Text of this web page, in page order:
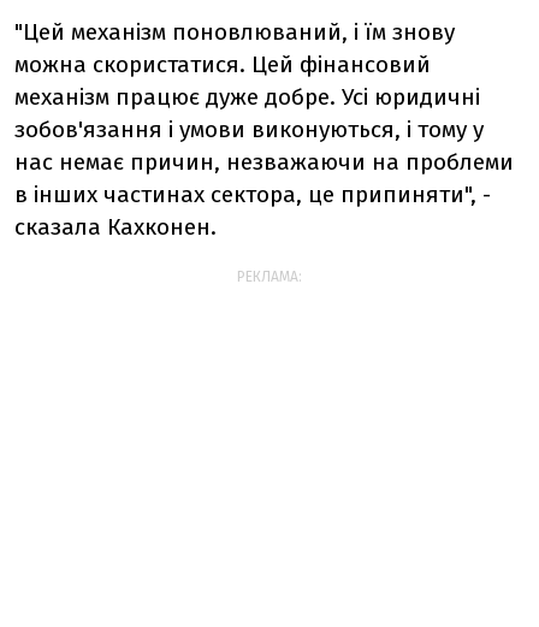
"Цей механізм поновлюваний, і їм знову
можна скористатися. Цей фінансовий
механізм працює дуже добре. Усі юридичні
зобов'язання і умови виконуються, і тому у
нас немає причин, незважаючи на проблеми
в інших частинах сектора, це припиняти", -
сказала Кахконен.
РЕКЛАМА: